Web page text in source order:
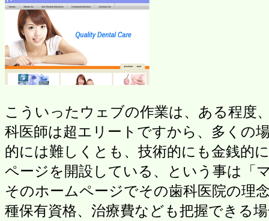
こういったウェブの作業は、ある程度
科医師は超エリートですから、多くの
的には難しくとも、技術的にも金銭的
ページを開設している、という事は「
そのホームページでその歯科医院の理
種保有資格、治療費なども把握できる